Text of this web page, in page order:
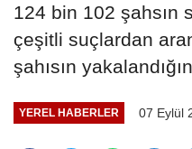
124 bin 102 şahsın
çeşitli suçlardan
şahısın
YEREL HABERLER 07 Eylül